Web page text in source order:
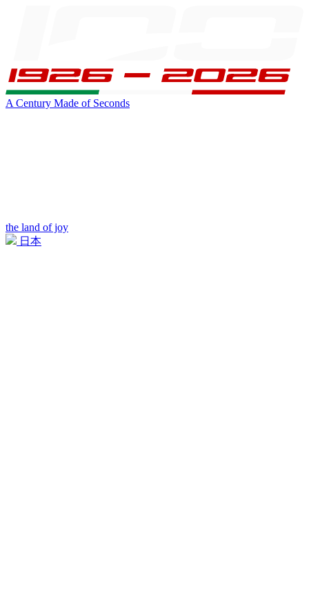
A Century Made of Seconds
the land of joy
日本